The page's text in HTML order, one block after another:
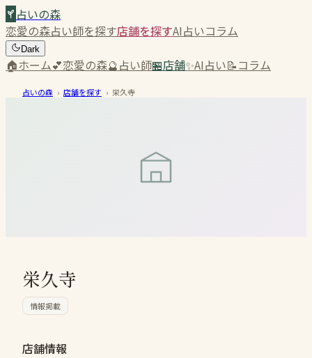
占いの森
恋愛の森占い師を探す店舗を探すAI占いコラム
Dark
🏠ホーム💕恋愛の森🔮占い師🏪店舗✨AI占い📝コラム
占いの森 › 店舗を探す › 栄久寺
栄久寺
情報掲載
店舗情報